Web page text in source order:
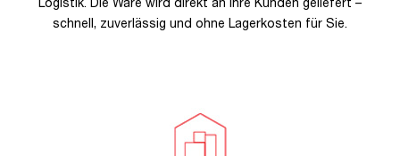
schnell, zuverlässig und ohne Lagerkosten für Sie.